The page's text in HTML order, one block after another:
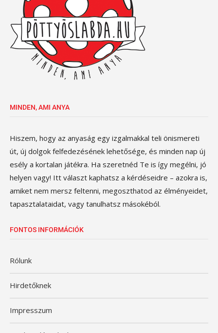
MINDEN, AMI ANYA
Hiszem, hogy az anyaság egy izgalmakkal teli önismereti
út, új dolgok felfedezésének lehetősége, és minden nap új
esély a kortalan játékra. Ha szeretnéd Te is így megélni, jó
helyen vagy! Itt választ kaphatsz a kérdéseidre – azokra is,
amiket nem mersz feltenni, megoszthatod az élményeidet,
tapasztalataidat, vagy tanulhatsz másokéból.
FONTOS INFORMÁCIÓK
Rólunk
Hirdetőknek
Impresszum